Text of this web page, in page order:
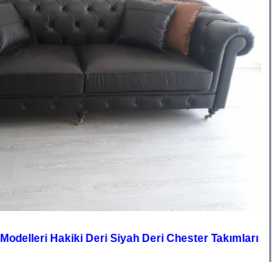
Hakiki Deri Siyah Deri Chester Takımları